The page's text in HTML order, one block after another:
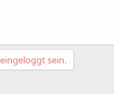
sein.